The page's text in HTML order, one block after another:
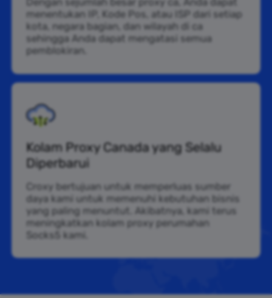
menentukan IP, Kode Pos, atau ISP dari setiap
kota, negara bagian, dan wilayah di ca
sehingga Anda dapat mengatasi semua
pemblokiran.
Kolam Proxy Canada yang Selalu
Diperbarui
Croxy bertujuan untuk memperluas sumber
daya kami untuk memenuhi kebutuhan bisnis
yang paling menuntut. Akibatnya, kami terus
meningkatkan kolam proxy perumahan
Socks5 kami.